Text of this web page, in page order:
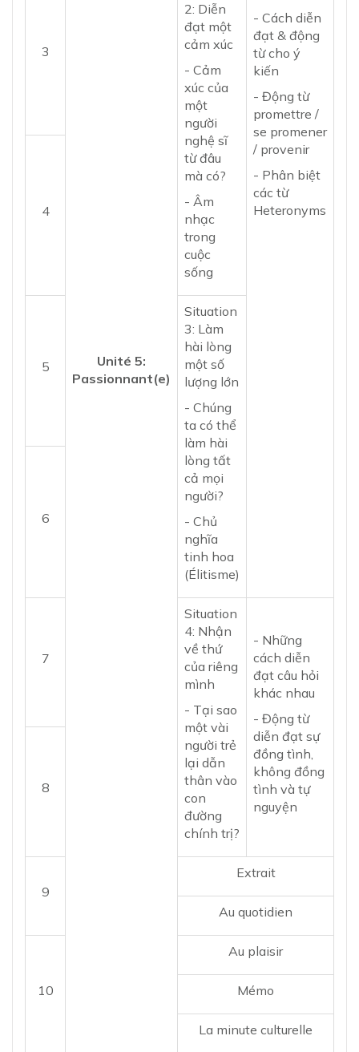
Unité 5:
Passionnant(e)
- Cách diễn
đạt & động
từ cho ý
kiến
- Động từ
promettre /
se promener
/ provenir
- Phân biệt
các từ
Heteronyms
3
2: Diễn
đạt một
cảm xúc
- Cảm
xúc của
một
người
nghệ sĩ
từ đâu
mà có?
- Âm
nhạc
trong
cuộc
sống
4
5
Situation
3: Làm
hài lòng
một số
lượng lớn
- Chúng
ta có thể
làm hài
lòng tất
cả mọi
người?
- Chủ
nghĩa
tinh hoa
(Élitisme)
6
7
Situation
4: Nhận
về thứ
của riêng
mình
- Tại sao
một vài
người trẻ
lại dẫn
thân vào
con
đường
chính trị?
- Những
cách diễn
đạt câu hỏi
khác nhau
- Động từ
diễn đạt sự
đồng tình,
không đồng
tình và tự
nguyện
8
9
Extrait
Au quotidien
10
Au plaisir
Mémo
La minute culturelle